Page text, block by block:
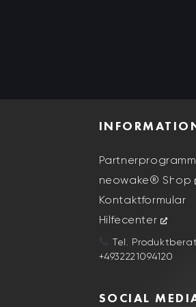
neowake® Shop
Kontaktformular
Hilfecenter
Tel.
+4932221094120
SOCIAL